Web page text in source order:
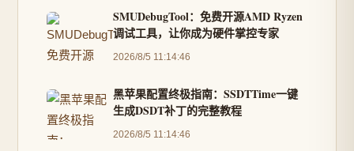
SMUDebugTool：免费开源AMD Ryzen
调试工具，让你成为硬件掌控专家
2026/8/5 11:14:46
黑苹果配置终极指南：SSDTTime一键
生成DSDT补丁的完整教程
2026/8/5 11:14:46